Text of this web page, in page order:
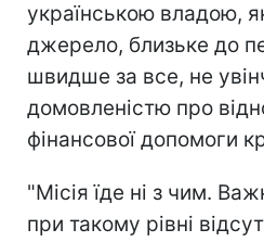
українською владою,
джерело, близьке до
швидше за все, не
домовленістю про
фінансової допомоги
"Місія їде ні з чим.
при такому рівні